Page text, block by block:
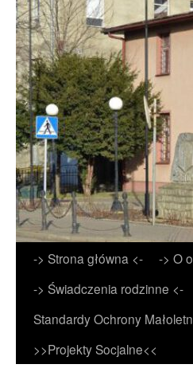
Przejdź
do
treści
-> Strona główna <- -> O
-> Świadczenia rodzinne <-
Standardy Ochrony
>>Projekty Socjalne<<